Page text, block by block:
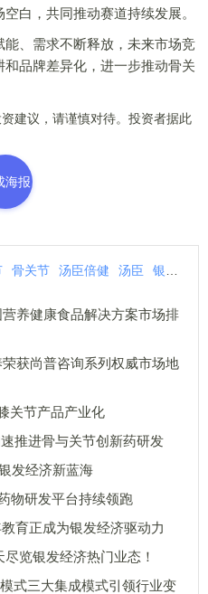
白，共同推动赛道持续发展。
、需求不断释放，未来市场竞
品牌差异化，进一步推动骨关
议，请谨慎对待。投资者据此
海报
骨关节 汤臣倍健 汤臣 银发
养健康食品解决方案市场排
获尚普咨询系列权威市场地
关节产品产业化
推进骨与关节创新药研发
发经济新蓝海
物研发平台持续领跑
育正成为银发经济驱动力
览银发经济热门业态！
式三大集成模式引领行业变